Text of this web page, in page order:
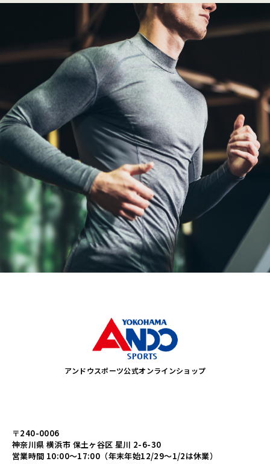
アンドウスポーツ公式オンラインショップ
〒240-0006
神奈川県 横浜市 保土ヶ谷区 星川 2-6-30
営業時間 10:00～17:00（年末年始12/29～1/2は休業）